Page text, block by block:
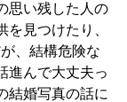
思い残した人の
見つけたり、
、結構危険な
進んで大丈夫っ
結婚写真の話に